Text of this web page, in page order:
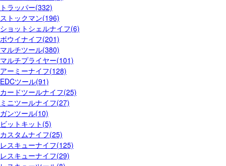
トラッパー(332)
ストックマン(196)
ショットシェルナイフ(6)
ボウイナイフ(201)
マルチツール(380)
マルチプライヤー(101)
アーミーナイフ(128)
EDCツール(91)
カードツールナイフ(25)
ミニツールナイフ(27)
ガンツール(10)
ビットキット(5)
カスタムナイフ(25)
レスキューナイフ(125)
レスキューナイフ(29)